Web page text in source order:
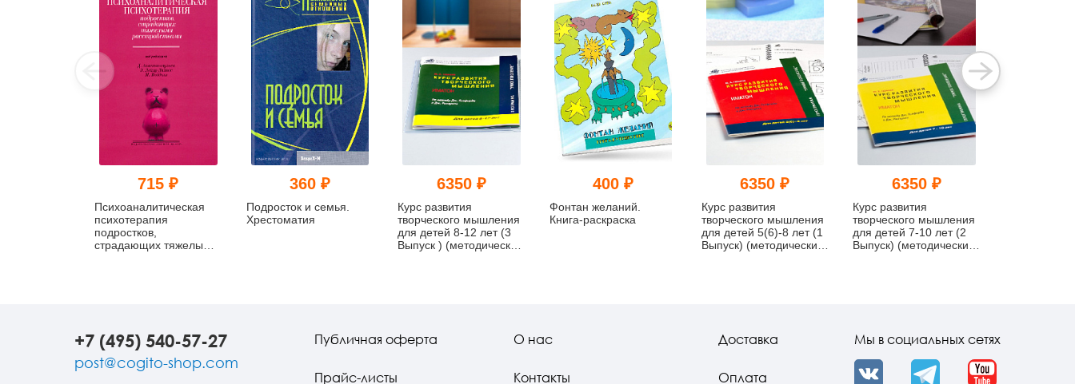
715 ₽
Психоаналитическая
психотерапия
подростков,
страдающих тяжелыми
360 ₽
Подросток и семья.
Хрестоматия
6350 ₽
Курс развития
творческого мышления
для детей 8-12 лет (3
Выпуск ) (методический
400 ₽
Фонтан желаний.
Книга-раскраска
6350 ₽
Курс развития
творческого мышления
для детей 5(6)-8 лет (1
Выпуск) (методический
6350 ₽
Курс развития
творческого мышления
для детей 7-10 лет (2
Выпуск) (методический
+7 (495) 540-57-27
post@cogito-shop.com
Публичная оферта
Прайс-листы
О нас
Контакты
Доставка
Оплата
Мы в социальных сетях
VK Telegram YouTube